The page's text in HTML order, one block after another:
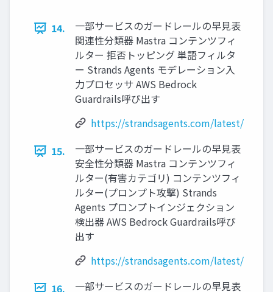
14.
一部サービスのガードレールの早見表
関連性分類器 Mastra コンテンツフィ
ルター 拒否トッピング 単語フィルタ
ー Strands Agents モデレーション入
力プロセッサ AWS Bedrock
Guardrails呼び出す
https://strandsagents.com/latest/
15.
一部サービスのガードレールの早見表
安全性分類器 Mastra コンテンツフィ
ルター(有害カテゴリ) コンテンツフィ
ルター(プロンプト攻撃) Strands
Agents プロンプトインジェクション
検出器 AWS Bedrock Guardrails呼び
出す
https://strandsagents.com/latest/
16.
一部サービスのガードレールの早見表